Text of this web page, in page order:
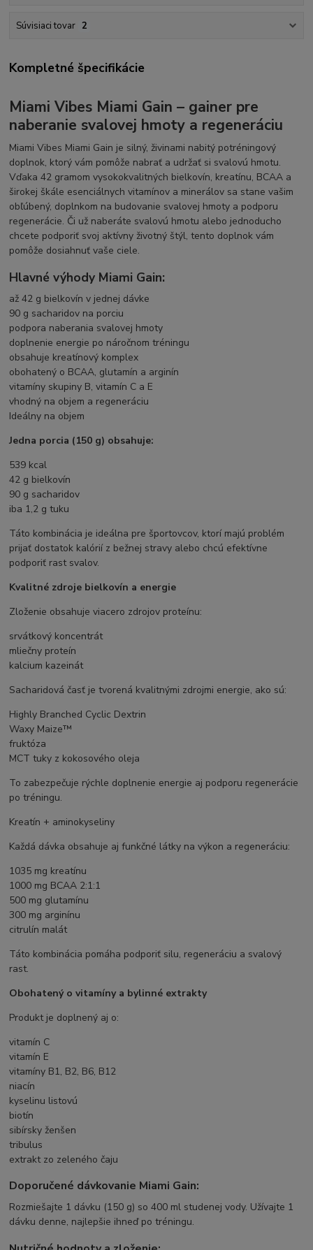
Súvisiaci tovar 2
Kompletné špecifikácie
Miami Vibes Miami Gain – gainer pre
naberanie svalovej hmoty a regeneráciu
Miami Vibes Miami Gain je silný, živinami nabitý potréningový
doplnok, ktorý vám pomôže nabrať a udržať si svalovú hmotu.
Vďaka 42 gramom vysokokvalitných bielkovín, kreatínu, BCAA a
širokej škále esenciálnych vitamínov a minerálov sa stane vašim
obľúbený, doplnkom na budovanie svalovej hmoty a podporu
regenerácie. Či už naberáte svalovú hmotu alebo jednoducho
chcete podporiť svoj aktívny životný štýl, tento doplnok vám
pomôže dosiahnuť vaše ciele.
Hlavné výhody Miami Gain:
až 42 g bielkovín v jednej dávke
90 g sacharidov na porciu
podpora naberania svalovej hmoty
doplnenie energie po náročnom tréningu
obsahuje kreatínový komplex
obohatený o BCAA, glutamín a arginín
vitamíny skupiny B, vitamín C a E
vhodný na objem a regeneráciu
Ideálny na objem
Jedna porcia (150 g) obsahuje:
539 kcal
42 g bielkovín
90 g sacharidov
iba 1,2 g tuku
Táto kombinácia je ideálna pre športovcov, ktorí majú problém
prijať dostatok kalórií z bežnej stravy alebo chcú efektívne
podporiť rast svalov.
Kvalitné zdroje bielkovín a energie
Zloženie obsahuje viacero zdrojov proteínu:
srvátkový koncentrát
mliečny proteín
kalcium kazeinát
Sacharidová časť je tvorená kvalitnými zdrojmi energie, ako sú:
Highly Branched Cyclic Dextrin
Waxy Maize™
fruktóza
MCT tuky z kokosového oleja
To zabezpečuje rýchle doplnenie energie aj podporu regenerácie
po tréningu.
Kreatín + aminokyseliny
Každá dávka obsahuje aj funkčné látky na výkon a regeneráciu:
1035 mg kreatínu
1000 mg BCAA 2:1:1
500 mg glutamínu
300 mg arginínu
citrulín malát
Táto kombinácia pomáha podporiť silu, regeneráciu a svalový
rast.
Obohatený o vitamíny a bylinné extrakty
Produkt je doplnený aj o:
vitamín C
vitamín E
vitamíny B1, B2, B6, B12
niacín
kyselinu listovú
biotín
sibírsky ženšen
tribulus
extrakt zo zeleného čaju
Doporučené dávkovanie Miami Gain:
Rozmiešajte 1 dávku (150 g) so 400 ml studenej vody. Užívajte 1
dávku denne, najlepšie ihneď po tréningu.